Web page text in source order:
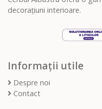
decorațiuni interioare.
Informații utile
Despre noi
Contact